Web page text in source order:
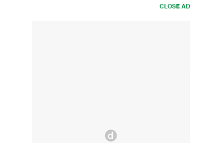
CLOSE AD